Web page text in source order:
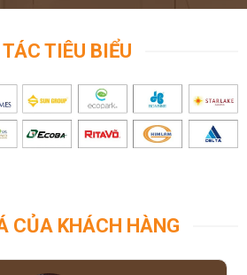
TIÊU BIỂU
CỦA KHÁCH HÀNG